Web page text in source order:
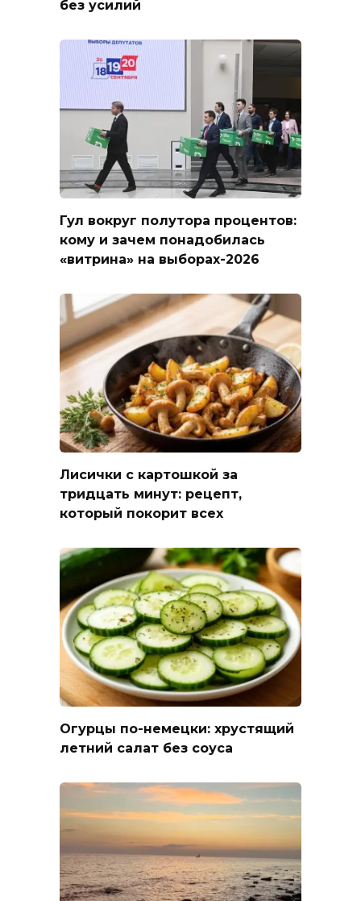
без усилий
Гул вокруг полутора процентов:
кому и зачем понадобилась
«витрина» на выборах-2026
Лисички с картошкой за
тридцать минут: рецепт,
который покорит всех
Огурцы по-немецки: хрустящий
летний салат без соуса